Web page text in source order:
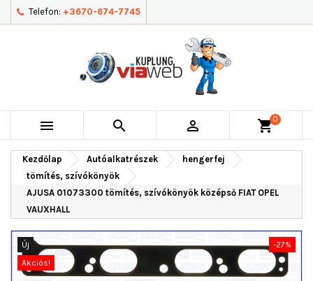
Telefon: +3670-674-7745
   shopping_cart0
Kezdőlap Autóalkatrészek
hengerfej
tömítés, szívókönyök
AJUSA 01073300 tömítés, szívókönyök középső FIAT OPEL
VAUXHALL
Új
-27%
Akciós!